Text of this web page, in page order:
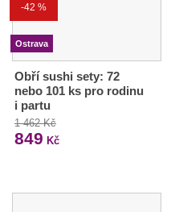
-42 %
Ostrava
Obří sushi sety: 72
nebo 101 ks pro rodinu
i partu
1 462 Kč
849 Kč